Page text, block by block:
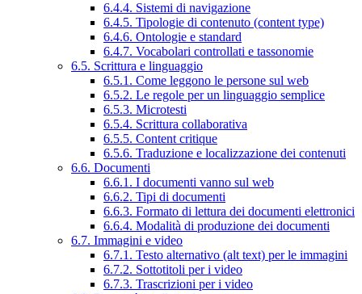
6.4.4. Sistemi di navigazione
6.4.5. Tipologie di contenuto (content type)
6.4.6. Ontologie e standard
6.4.7. Vocabolari controllati e tassonomie
6.5. Scrittura e linguaggio
6.5.1. Come leggono le persone sul web
6.5.2. Le regole per un linguaggio semplice
6.5.3. Microtesti
6.5.4. Scrittura collaborativa
6.5.5. Content critique
6.5.6. Traduzione e localizzazione dei contenuti
6.6. Documenti
6.6.1. I documenti vanno sul web
6.6.2. Tipi di documenti
6.6.3. Formato di lettura dei documenti elettronici
6.6.4. Modalità di produzione dei documenti
6.7. Immagini e video
6.7.1. Testo alternativo (alt text) per le immagini
6.7.2. Sottotitoli per i video
6.7.3. Trascrizioni per i video